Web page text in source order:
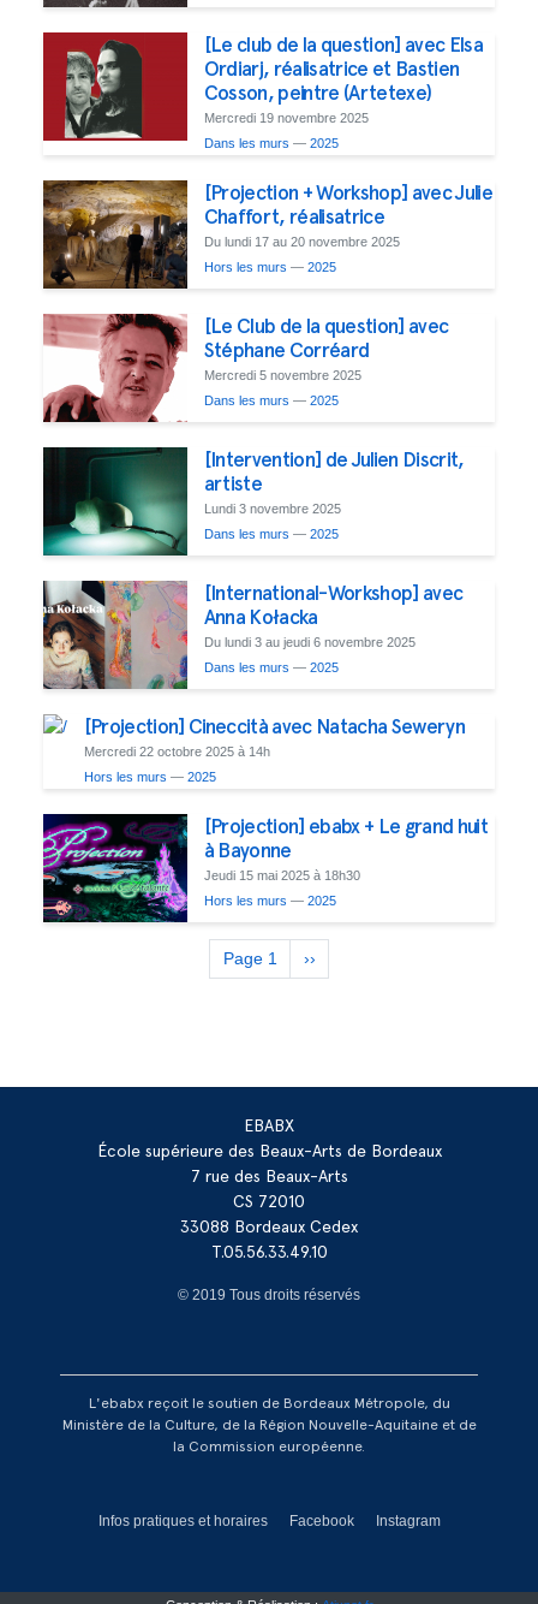
[Le club de la question] avec Elsa
Ordiarj, réalisatrice et Bastien
Cosson, peintre (Artetexe)
Mercredi 19 novembre 2025
Dans les murs — 2025
[Projection + Workshop] avec Julie
Chaffort, réalisatrice
Du lundi 17 au 20 novembre 2025
Hors les murs — 2025
[Le Club de la question] avec
Stéphane Corréard
Mercredi 5 novembre 2025
Dans les murs — 2025
[Intervention] de Julien Discrit,
artiste
Lundi 3 novembre 2025
Dans les murs — 2025
[International-Workshop] avec
Anna Kołacka
Du lundi 3 au jeudi 6 novembre 2025
Dans les murs — 2025
[Projection] Cineccità avec Natacha Seweryn
Mercredi 22 octobre 2025 à 14h
Hors les murs — 2025
[Projection] ebabx + Le grand huit
à Bayonne
Jeudi 15 mai 2025 à 18h30
Hors les murs — 2025
Pagination
Page 1
Page
suivante
››
EBABX
École supérieure des Beaux-Arts de Bordeaux
7 rue des Beaux-Arts
CS 72010
33088 Bordeaux Cedex
T.05.56.33.49.10
© 2019 Tous droits réservés
L'ebabx reçoit le soutien de Bordeaux Métropole, du
Ministère de la Culture, de la Région Nouvelle-Aquitaine et de
la Commission européenne.
Réseaux footer
Infos pratiques et horaires Facebook Instagram